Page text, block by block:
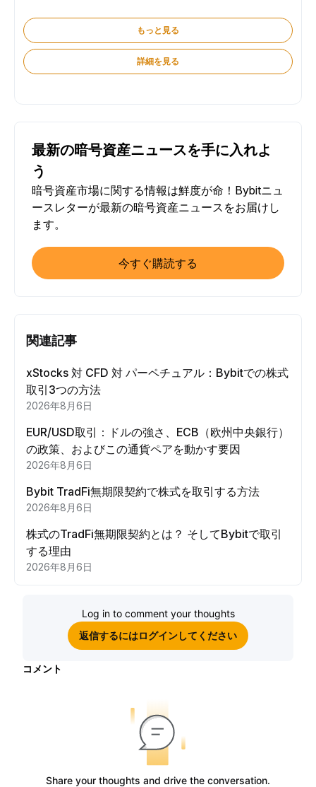
もっと見る
詳細を見る
最新の暗号資産ニュースを手に入れよ
う
暗号資産市場に関する情報は鮮度が命！Bybitニュ
ースレターが最新の暗号資産ニュースをお届けし
ます。
今すぐ購読する
関連記事
xStocks 対 CFD 対 パーペチュアル：Bybitでの株式
取引3つの方法
2026年8月6日
EUR/USD取引：ドルの強さ、ECB（欧州中央銀行）
の政策、およびこの通貨ペアを動かす要因
2026年8月6日
Bybit TradFi無期限契約で株式を取引する方法
2026年8月6日
株式のTradFi無期限契約とは？ そしてBybitで取引
する理由
2026年8月6日
Log in to comment your thoughts
返信するにはログインしてください
コメント
Share your thoughts and drive the conversation.